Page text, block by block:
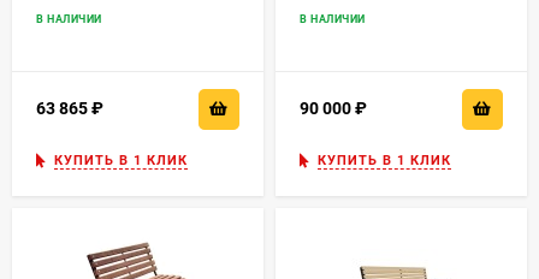
В НАЛИЧИИ
63 865
КУПИТЬ В 1 КЛИК
В НАЛИЧИИ
90 000
КУПИТЬ В 1 КЛИК